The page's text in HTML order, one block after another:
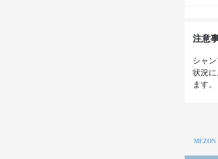
注意
シャ
状況
ます。
MEZON